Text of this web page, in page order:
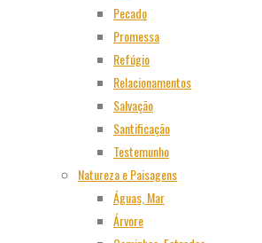
Pecado
Promessa
Refúgio
Relacionamentos
Salvação
Santificação
Testemunho
Natureza e Paisagens
Águas, Mar
Árvore